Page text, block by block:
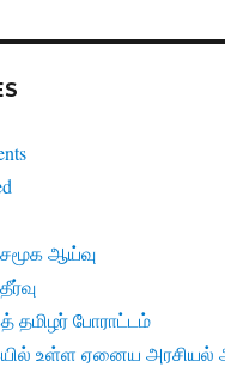
ஆய்வு
போராட்டம்
உள்ள ஏனைய அரசியல்